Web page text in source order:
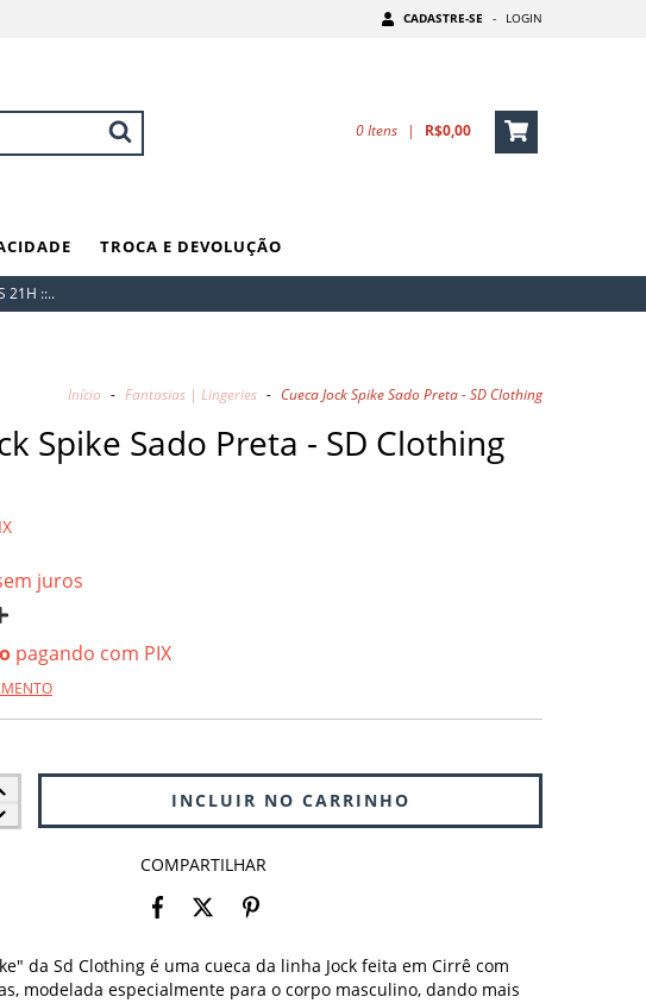
CADASTRE-SE - LOGIN
0Itens | R$0,00
TROCA E DEVOLUÇÃO
21H ::..
Início - Fantasias | Lingeries - Cueca Jock Spike Sado Preta - SD Clothing
Spike Sado Preta - SD Clothing
juros
pagando com PIX
COMPARTILHAR
da Sd Clothing é uma cueca da linha Jock feita em Cirrê com
modelada especialmente para o corpo masculino, dando mais